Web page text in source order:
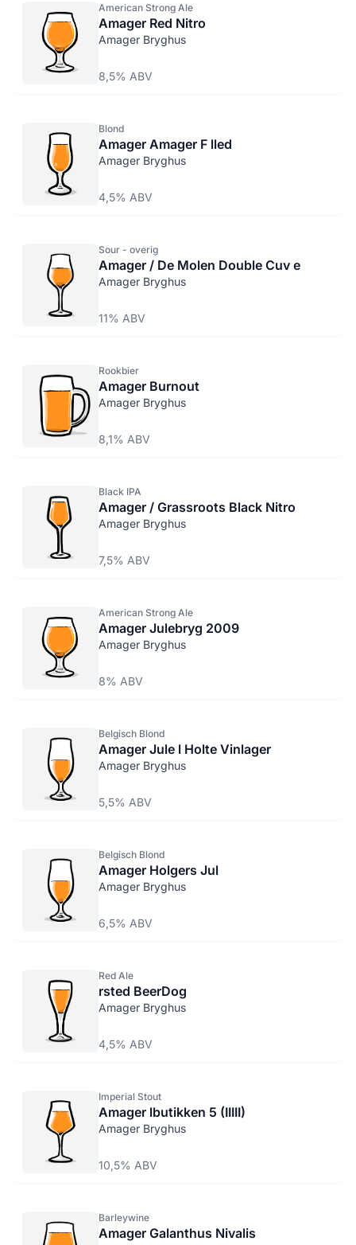
American Strong Ale
Amager Red Nitro
Amager Bryghus
8,5% ABV
Blond
Amager Amager F lled
Amager Bryghus
4,5% ABV
Sour - overig
Amager / De Molen Double Cuv e
Amager Bryghus
11% ABV
Rookbier
Amager Burnout
Amager Bryghus
8,1% ABV
Black IPA
Amager / Grassroots Black Nitro
Amager Bryghus
7,5% ABV
American Strong Ale
Amager Julebryg 2009
Amager Bryghus
8% ABV
Belgisch Blond
Amager Jule l Holte Vinlager
Amager Bryghus
5,5% ABV
Belgisch Blond
Amager Holgers Jul
Amager Bryghus
6,5% ABV
Red Ale
rsted BeerDog
Amager Bryghus
4,5% ABV
Imperial Stout
Amager lbutikken 5 (IIIII)
Amager Bryghus
10,5% ABV
Barleywine
Amager Galanthus Nivalis